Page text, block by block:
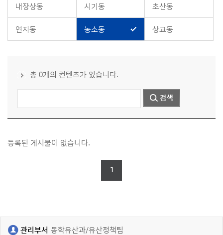
내장상동 시기동 초산동
연지동 농소동 상교동
총 0개의 컨텐츠가 있습니다.
등록된 게시물이 없습니다.
1
관리부서 동학유산과/유산정책팀